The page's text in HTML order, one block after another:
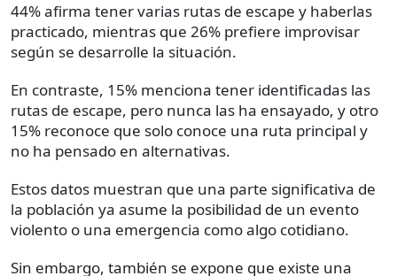
44% afirma tener varias rutas de escape y haberlas
practicado, mientras que 26% prefiere improvisar
según se desarrolle la situación.
En contraste, 15% menciona tener identificadas las
rutas de escape, pero nunca las ha ensayado, y otro
15% reconoce que solo conoce una ruta principal y
no ha pensado en alternativas.
Estos datos muestran que una parte significativa de
la población ya asume la posibilidad de un evento
violento o una emergencia como algo cotidiano.
Sin embargo, también se expone que existe una